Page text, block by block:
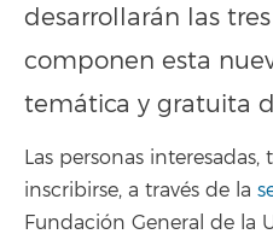
desarrollarán las
componen esta
temática y gratuita
Las personas
inscribirse, a través de la
Fundación General de la